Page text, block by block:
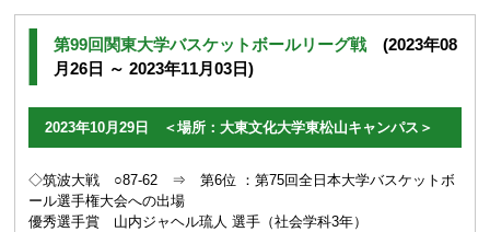
第99回関東大学バスケットボールリーグ戦(2023年08
月26日 ～ 2023年11月03日)
2023年10月29日 ＜場所：大東文化大学東松山キャンパス＞
◇筑波大戦 ○87-62
⇒ 第6位 ：第75回全日本大学バスケットボ
ール選手権大会への出場
優秀選手賞 山内ジャヘル琉人 選手（社会学科3年）